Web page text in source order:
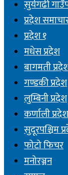
सुर्यगढी
प्रदेश
प्रदेश १
मधेस प्रदेश
बागमती
गण्डकी प्रदेश
लुम्बिनी प्रदेश
कर्णाली प्रदेश
सुदूरपश्चिम
फोटो फिचर
मनोरञ्जन